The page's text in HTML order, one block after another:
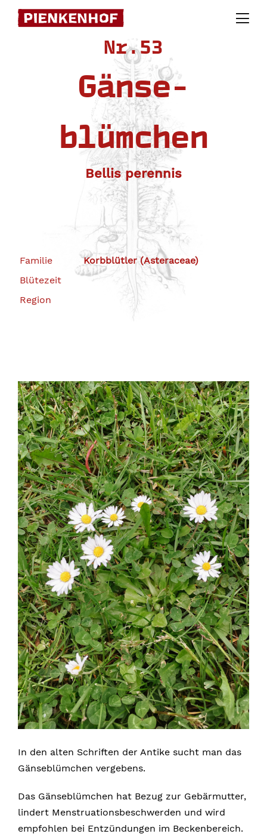
Skip
Nr.53
Gänse-
blümchen
Bellis perennis
Familie
Korbblütler (Asteraceae)
Blütezeit
Region
In den alten Schriften der Antike sucht man das
Gänseblümchen vergebens.
Das Gänseblümchen hat Bezug zur Gebärmutter,
lindert Menstruationsbeschwerden und wird
empfohlen bei Entzündungen im Beckenbereich.